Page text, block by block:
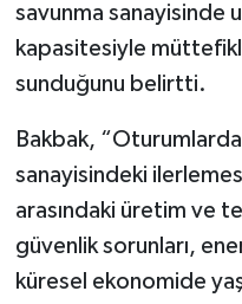
savunma sanayisinde
kapasitesiyle
sunduğunu belirtti.
Bakbak,
sanayisindeki
arasındaki üretim ve
güvenlik sorunları,
küresel ekonomide